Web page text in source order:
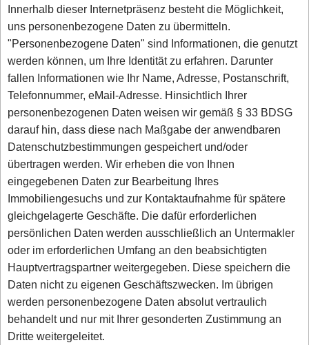
Innerhalb dieser Internetpräsenz besteht die Möglichkeit,
uns personenbezogene Daten zu übermitteln.
"Personenbezogene Daten" sind Informationen, die genutzt
werden können, um Ihre Identität zu erfahren. Darunter
fallen Informationen wie Ihr Name, Adresse, Postanschrift,
Telefonnummer, eMail-Adresse. Hinsichtlich Ihrer
personenbezogenen Daten weisen wir gemäß § 33 BDSG
darauf hin, dass diese nach Maßgabe der anwendbaren
Datenschutzbestimmungen gespeichert und/oder
übertragen werden. Wir erheben die von Ihnen
eingegebenen Daten zur Bearbeitung Ihres
Immobiliengesuchs und zur Kontaktaufnahme für spätere
gleichgelagerte Geschäfte. Die dafür erforderlichen
persönlichen Daten werden ausschließlich an Untermakler
oder im erforderlichen Umfang an den beabsichtigten
Hauptvertragspartner weitergegeben. Diese speichern die
Daten nicht zu eigenen Geschäftszwecken. Im übrigen
werden personenbezogene Daten absolut vertraulich
behandelt und nur mit Ihrer gesonderten Zustimmung an
Dritte weitergeleitet.